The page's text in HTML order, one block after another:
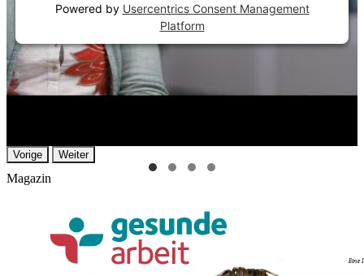
Powered by Usercentrics Consent Management
Platform
Vorige Weiter
Magazin